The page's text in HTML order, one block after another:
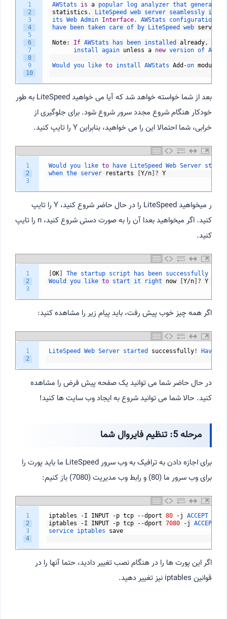
1
2
3
4
5
6
7
8
9
10
AWStats is a popular log analyzer that generates
statistics . LiteSpeed web server seamlessly
its Web Admin Interface. AWStats configuration
have
been taken care of by LiteSpeed web server
Note: If AWStats has been installed already,
install again unless a new version of
Would you like to install AWStats Add -on module
بعد از شما خواسته خواهد شد که آیا می خواهید LiteSpeed به طور
خودکار هنگام شروع مجدد سرور شروع شود. برای جلوگیری از
خرابی، شما احتمالا این را می خواهید، بنابراین Y را تایپ کنید.
1
2
3
Would you like to have LiteSpeed Web Server
when the server restarts [Y/n] ? Y
ر میخواهید LiteSpeed را در حال حاضر شروع کنید، Y را تایپ
کنید. اگر میخواهید بعدا آن را به صورت دستی شروع کنید، n را تایپ
کنید.
1
2
3
[OK] The startup script has been successfully
Would you like to start it right now [Y/n] ? Y
اگر همه چیز خوب پیش رفت، باید پیام زیر را مشاهده کنید:
1
2
LiteSpeed Web Server started successfully ! Have
در حال حاضر شما می توانید یک صفحه پیش فرض را مشاهده
کنید. حالا شما می توانید شروع به ایجاد وب سایت ها کنید!
مرحله 5: تنظیم فایروال شما
برای اجازه دادن به ترافیک به وب سرور LiteSpeed ما باید پورت را
برای وب سرور ما (80) و رابط وب مدیریت (7080) باز کنیم:
1
2
3
4
iptables -I INPUT -p tcp --dport 80 -j
ACCEPT
iptables
-I INPUT -p tcp --dport 7080 -j
ACCEPT
service iptables save
اگر این پورت ها را در هنگام نصب تغییر دادید، حتما آنها را در
قوانین iptables نیز تغییر دهید.